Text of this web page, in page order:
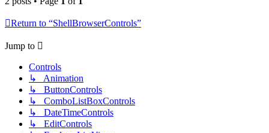
Return to “ShellBrowserControls”
Jump to
Controls
↳ Animation
↳ ButtonControls
↳ ComboListBoxControls
↳ DateTimeControls
↳ EditControls